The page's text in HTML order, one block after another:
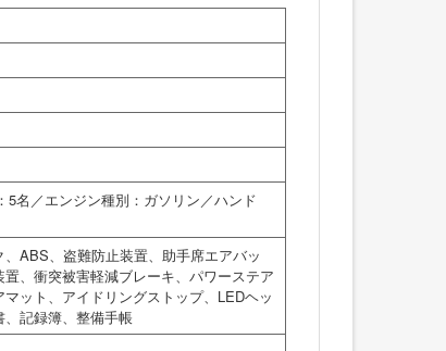
名／エンジン種別：ガソリン／ハンド
ABS、盗難防止装置、助手席エアバッ
、衝突被害軽減ブレーキ、パワーステア
ット、アイドリングストップ、LEDヘッ
、記録簿、整備手帳